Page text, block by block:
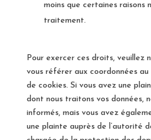
moins que certaines raisons
traitement.
Pour exercer ces droits, veuillez
vous référer aux coordonnées
de cookies. Si vous avez une
dont nous traitons vos données,
informés, mais vous avez
une plainte auprès de l’autorité